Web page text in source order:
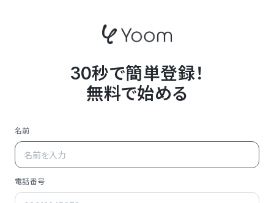
30秒で簡単登録！
無料で始める
名前
電話番号